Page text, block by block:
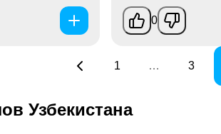
0
1 … 3
Узбекистана